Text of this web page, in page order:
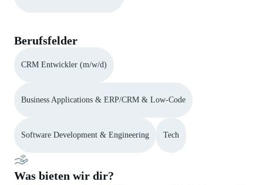
Berufsfelder
CRM Entwickler (m/w/d)
Business Applications & ERP/CRM & Low-Code
Software Development & Engineering Tech
Was bieten wir dir?